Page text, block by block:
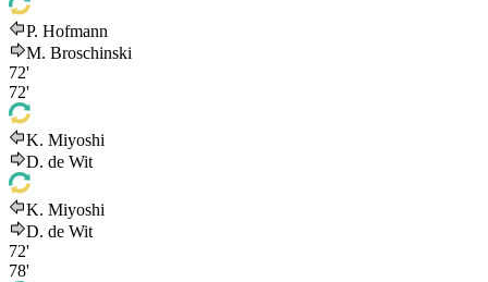
P. Hofmann
M. Broschinski
72'
72'
K. Miyoshi
D. de Wit
K. Miyoshi
D. de Wit
72'
78'